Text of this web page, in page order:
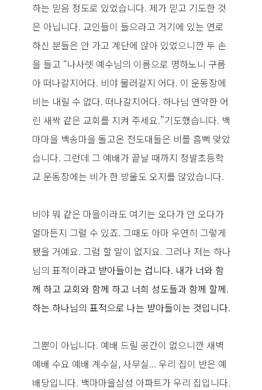
하는 믿음 정도로 있었습니다. 제가 믿고 기도한 것
은 아닙니다. 교인들이 들으라고 거기에 있는 연로
하신 분들은 안 가고 계단에 앉아 있었으니깐 두 손
을 들고 “나사렛 예수님의 이름으로 명하노니 구름
아 떠나갈지어다. 비야 물러갈지 어다. 이 운동장에
비는 내릴 수 없다. 떠나갈지어다. 하나님 연약한 어
린 새싹 같은 교회를 지켜 주세요.”기도했습니다. 백
마마을 백송마을 돌고온 전도대들은 비를 흠뻑 맞았
습니다. 그런데 그 예배가 끝날 때까지 정발초등학
교 운동장에는 비가 한 방울도 오지를 않았습니다.
비야 뭐 같은 마을이라도 여기는 오다가 안 오다가
얼마든지 그럴 수 있죠. 그때도 아마 우연히 그렇게
됐을 거예요. 그럼 할 말이 없지요. 그러나 저는 하나
님의 표적이라고 받아들이는 겁니다. 내가 너와 함
께 하고 교회와 함께 하고 너희 성도들과 함께 할께.
하는 하나님의 표적으로 나는 받아들이는 것입니다.
그뿐이 아닙니다. 예배 드릴 공간이 없으니깐 새벽
예배 수요 예배 계수실, 사무실... 우리 집이 반은 예
배당입니다. 백마마을삼성 아파트가 우리 집입니다.